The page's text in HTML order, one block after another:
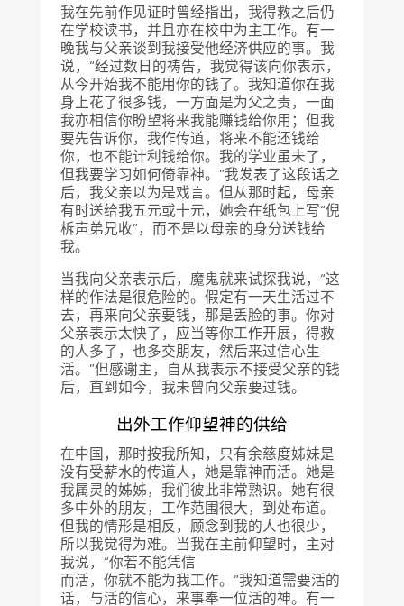
我在先前作见证时曾经指出，我得救之后仍
在学校读书，并且亦在校中为主工作。有一
晚我与父亲谈到我接受他经济供应的事。我
说，“经过数日的祷告，我觉得该向你表示，
从今开始我不能用你的钱了。我知道你在我
身上花了很多钱，一方面是为父之责，一面
我亦相信你盼望将来我能赚钱给你用；但我
要先告诉你，我作传道，将来不能还钱给
你，也不能计利钱给你。我的学业虽未了，
但我要学习如何倚靠神。”我发表了这段话之
后，我父亲以为是戏言。但从那时起，母亲
有时送给我五元或十元，她会在纸包上写“倪
柝声弟兄收”，而不是以母亲的身分送钱给
我。
当我向父亲表示后，魔鬼就来试探我说，“这
样的作法是很危险的。假定有一天生活过不
去，再来向父亲要钱，那是丢脸的事。你对
父亲表示太快了，应当等你工作开展，得救
的人多了，也多交朋友，然后来过信心生
活。”但感谢主，自从我表示不接受父亲的钱
后，直到如今，我未曾向父亲要过钱。
出外工作仰望神的供给
在中国，那时按我所知，只有余慈度姊妹是
没有受薪水的传道人，她是靠神而活。她是
我属灵的姊姊，我们彼此非常熟识。她有很
多中外的朋友，工作范围很大，到处布道。
但我的情形是相反，顾念到我的人也很少，
所以我觉得为难。当我在主前仰望时，主对
我说，“你若不能凭信
而活，你就不能为我工作。”我知道需要活的
话，与活的信心，来事奉一位活的神。有一